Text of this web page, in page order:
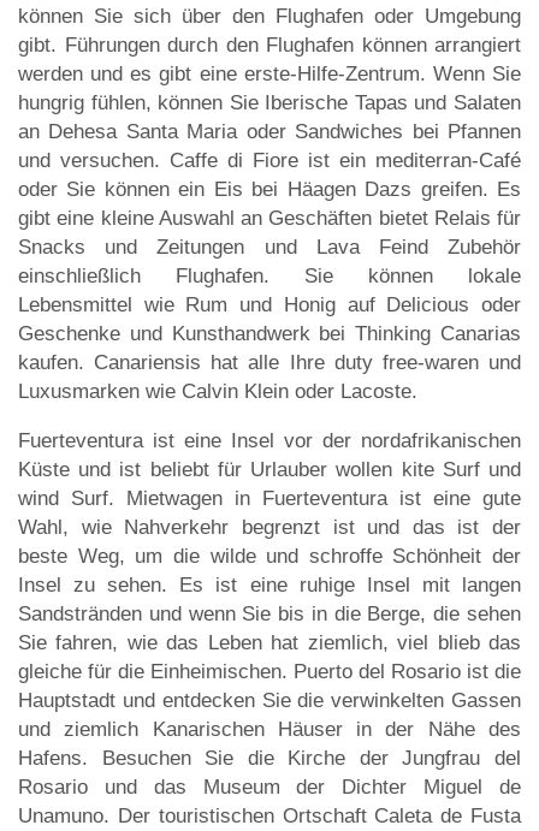
können Sie sich über den Flughafen oder Umgebung
gibt. Führungen durch den Flughafen können arrangiert
werden und es gibt eine erste-Hilfe-Zentrum. Wenn Sie
hungrig fühlen, können Sie Iberische Tapas und Salaten
an Dehesa Santa Maria oder Sandwiches bei Pfannen
und versuchen. Caffe di Fiore ist ein mediterran-Café
oder Sie können ein Eis bei Häagen Dazs greifen. Es
gibt eine kleine Auswahl an Geschäften bietet Relais für
Snacks und Zeitungen und Lava Feind Zubehör
einschließlich Flughafen. Sie können lokale
Lebensmittel wie Rum und Honig auf Delicious oder
Geschenke und Kunsthandwerk bei Thinking Canarias
kaufen. Canariensis hat alle Ihre duty free-waren und
Luxusmarken wie Calvin Klein oder Lacoste.
Fuerteventura ist eine Insel vor der nordafrikanischen
Küste und ist beliebt für Urlauber wollen kite Surf und
wind Surf. Mietwagen in Fuerteventura ist eine gute
Wahl, wie Nahverkehr begrenzt ist und das ist der
beste Weg, um die wilde und schroffe Schönheit der
Insel zu sehen. Es ist eine ruhige Insel mit langen
Sandstränden und wenn Sie bis in die Berge, die sehen
Sie fahren, wie das Leben hat ziemlich, viel blieb das
gleiche für die Einheimischen. Puerto del Rosario ist die
Hauptstadt und entdecken Sie die verwinkelten Gassen
und ziemlich Kanarischen Häuser in der Nähe des
Hafens. Besuchen Sie die Kirche der Jungfrau del
Rosario und das Museum der Dichter Miguel de
Unamuno. Der touristischen Ortschaft Caleta de Fusta